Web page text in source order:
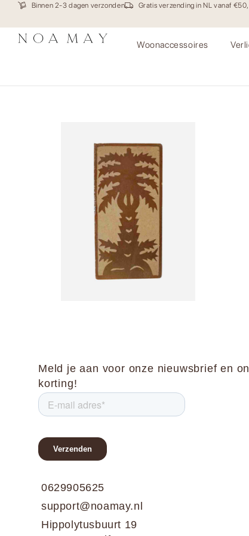
Binnen 2-3 dagen verzonden Gratis verzending in NL vanaf
Woonaccessoires
Meld je aan voor onze nieuwsbrief en
korting!
0629905625
support@noamay.nl
Hippolytusbuurt 19